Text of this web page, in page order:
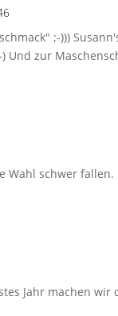
;-)))
Und zur
Wahl schwer fallen.
Jahr machen